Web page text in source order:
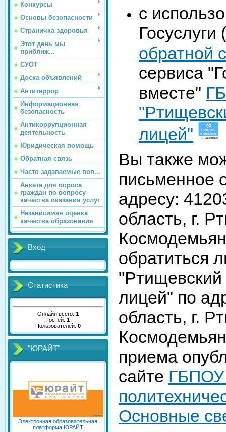
Конкурсы
Основы безопасности
Страничка здоровья
Этот день мы
приближ...
СУОТ
Доска объявлений
Антитеррор
Информационная
безопасность
Антикоррупционная
деятельность
Юридическая помощь
Обратная связь
Часто задаваемые воп...
Анкета для опроса
граждан по вопросу
качества оказания услуг
Независимая оценка
качества образования
Вход
Статистика
Онлайн всего: 1
Гостей: 1
Пользователей: 0
"ЮРАЙТ"
Электронная образовательная
платформа ЮРАЙТ
с
Госуслуги
обратной
сервиса
вместе"
лицей"
Вы также
письменное
адресу:
область, г.
обратиться
"Ртищевский
лицей" по
область, г.
приема
сайте ГБПОУ
Основные